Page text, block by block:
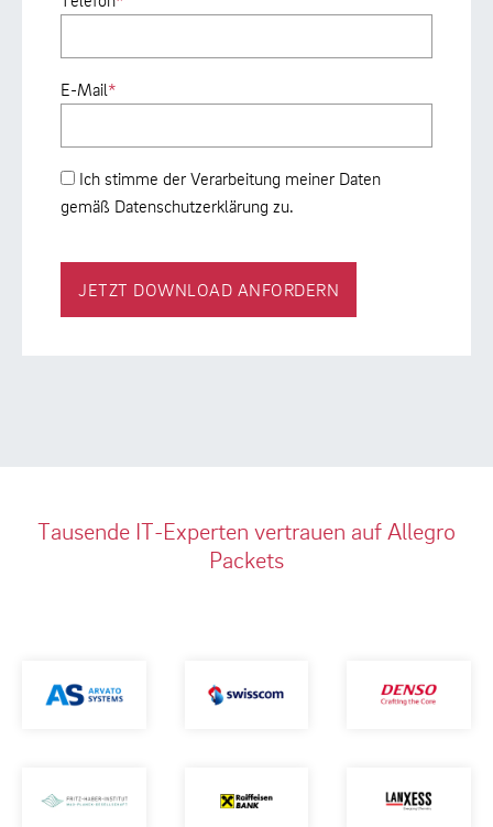
E-Mail*
Ich stimme der Verarbeitung meiner Daten
gemäß Datenschutzerklärung zu.
JETZT DOWNLOAD ANFORDERN
Tausende IT-Experten vertrauen auf Allegro
Packets